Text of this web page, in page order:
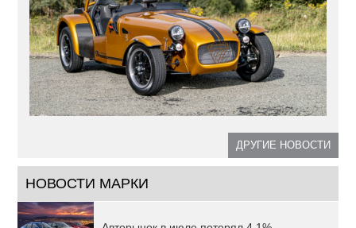
ДРУГИЕ НОВОСТИ
НОВОСТИ МАРКИ